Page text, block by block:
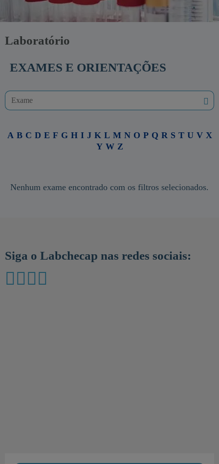
Laboratório
EXAMES E ORIENTAÇÕES
A B C D E F G H I J K L M N O P Q R S T U V X
Y W Z
Nenhum exame encontrado com os filtros selecionados.
Siga o Labchecap nas redes sociais: